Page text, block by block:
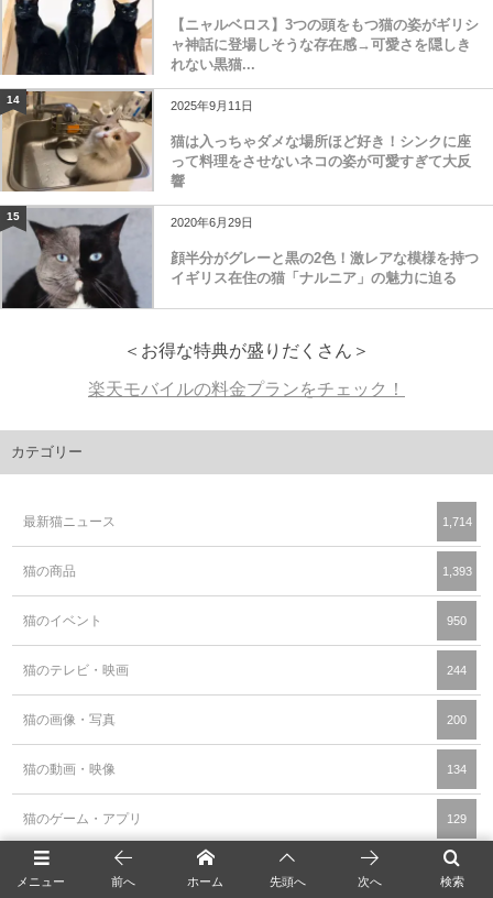
【ニャルベロス】3つの頭をもつ猫の姿がギリシ
ャ神話に登場しそうな存在感→可愛さを隠しき
れない黒猫...
14 2025年9月11日
猫は入っちゃダメな場所ほど好き！シンクに座
って料理をさせないネコの姿が可愛すぎて大反
響
15 2020年6月29日
顔半分がグレーと黒の2色！激レアな模様を持つ
イギリス在住の猫「ナルニア」の魅力に迫る
＜お得な特典が盛りだくさん＞
楽天モバイルの料金プランをチェック！
カテゴリー
最新猫ニュース 1,714
猫の商品 1,393
猫のイベント 950
猫のテレビ・映画 244
猫の画像・写真 200
猫の動画・映像 134
猫のゲーム・アプリ 129
猫カフェ
107
メニュー
検索
前へ ホーム 先頭へ 次へ